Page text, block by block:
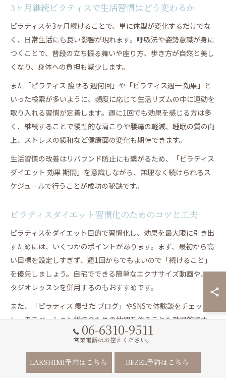
3ヶ月継続ピラティスで生活習慣はどう変わるか
ピラティスを3ヶ月続けることで、単に体型が変化するだけでな
く、日常生活にも良い影響が現れます。呼吸法や姿勢意識が身に
つくことで、普段の立ち振る舞いや座り方、歩き方が自然と美し
くなり、身体への負担も減少します。
また「ピラティス 痩せる 週何回」や「ピラティス週一 効果」と
いった検索が多いように、頻度に応じて生活リズムの中に運動を
取り入れる習慣が定着します。週に1回でも効果を感じる方は多
く、継続することで慢性的な肩こりや腰痛の軽減、睡眠の質の向
上、ストレスの緩和など健康面の変化も期待できます。
生活習慣の改善はリバウンド防止にも繋がるため、「ピラティス
ダイエット 効果 期間」を意識しながら、無理なく続けられるス
ケジュールで行うことが成功の秘訣です。
ピラティスダイエット習慣化のためのコツと工夫
ピラティスをダイエット目的で習慣化し、効果を最大限に引き出
すためには、いくつかのポイントがあります。まず、最初から高
い目標を設定しすぎず、週1回からでもよいので「続けること」
を優先しましょう。自宅でできる簡単なエクササイズ動画や、ス
タジオレッスンを併用するのもおすすめです。
また、「ピラティス 痩せた ブログ」やSNSで体験談をチェック
し、モチベーション維持のための仲間を作ることも効果的です。
特に初心者の場合は、最初の数週間は筋肉痛や変化の実感が薄い
てきます。
06-6310-9511
営業電話はお控えください。
LAKSHIMI予約はこちら BEZEL予約はこちら